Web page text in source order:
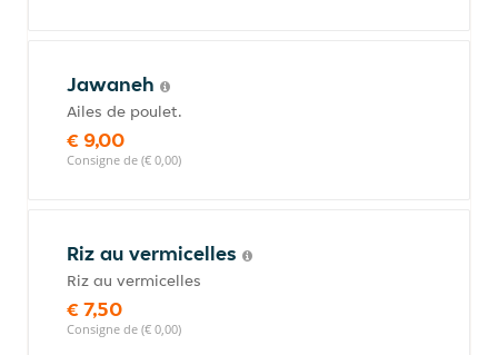
Jawaneh
Ailes de poulet.
€ 9,00
Consigne de (€ 0,00)
Riz au vermicelles
Riz au vermicelles
€ 7,50
Consigne de (€ 0,00)